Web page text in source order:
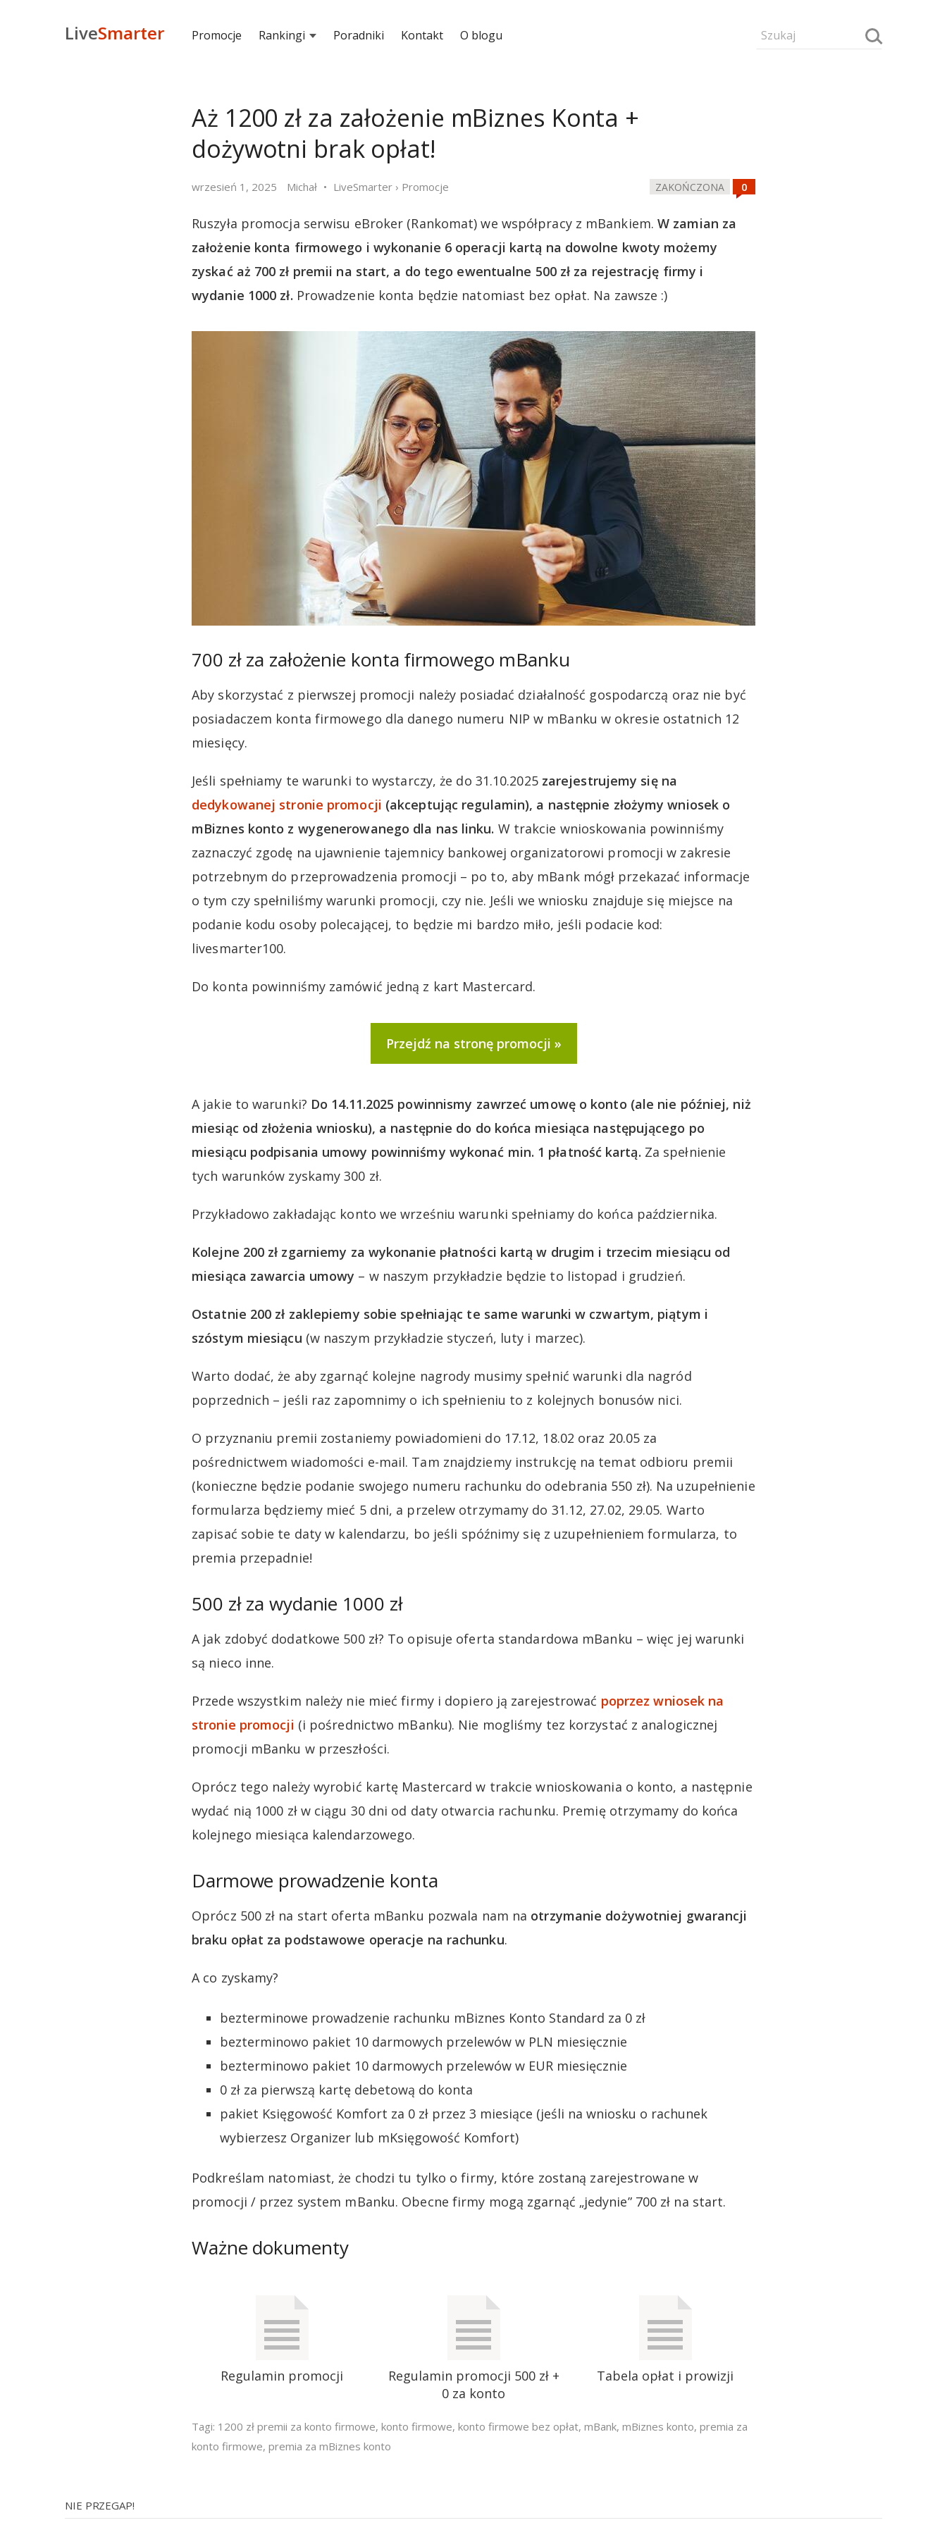
LiveSmarter Promocje Rankingi Poradniki Kontakt O blogu
Aż 1200 zł za założenie mBiznes Konta +
dożywotni brak opłat!
wrzesień 1, 2025 Michał LiveSmarter › Promocje ZAKOŃCZONA
Ruszyła promocja serwisu eBroker (Rankomat) we współpracy z mBankiem. W zamian za
założenie konta firmowego i wykonanie 6 operacji kartą na dowolne kwoty możemy
zyskać aż 700 zł premii na start, a do tego ewentualne 500 zł za rejestrację firmy i
wydanie 1000 zł. Prowadzenie konta będzie natomiast bez opłat. Na zawsze :)
700 zł za założenie konta firmowego mBanku
Aby skorzystać z pierwszej promocji należy posiadać działalność gospodarczą oraz nie być
posiadaczem konta firmowego dla danego numeru NIP w mBanku w okresie ostatnich 12
miesięcy.
Jeśli spełniamy te warunki to wystarczy, że do 31.10.2025 zarejestrujemy się na
dedykowanej stronie promocji (akceptując regulamin), a następnie złożymy wniosek o
mBiznes konto z wygenerowanego dla nas linku. W trakcie wnioskowania powinniśmy
zaznaczyć zgodę na ujawnienie tajemnicy bankowej organizatorowi promocji w zakresie
potrzebnym do przeprowadzenia promocji – po to, aby mBank mógł przekazać informacje
o tym czy spełniliśmy warunki promocji, czy nie. Jeśli we wniosku znajduje się miejsce na
podanie kodu osoby polecającej, to będzie mi bardzo miło, jeśli podacie kod:
livesmarter100.
Do konta powinniśmy zamówić jedną z kart Mastercard.
Przejdź na stronę promocji
A jakie to warunki? Do 14.11.2025 powinnismy zawrzeć umowę o konto (ale nie później, niż
miesiąc od złożenia wniosku), a następnie do do końca miesiąca następującego po
miesiącu podpisania umowy powinniśmy wykonać min. 1 płatność kartą. Za spełnienie
tych warunków zyskamy 300 zł.
Przykładowo zakładając konto we wrześniu warunki spełniamy do końca października.
Kolejne 200 zł zgarniemy za wykonanie płatności kartą w drugim i trzecim miesiącu od
miesiąca zawarcia umowy – w naszym przykładzie będzie to listopad i grudzień.
Ostatnie 200 zł zaklepiemy sobie spełniając te same warunki w czwartym, piątym i
szóstym miesiącu (w naszym przykładzie styczeń, luty i marzec).
Warto dodać, że aby zgarnąć kolejne nagrody musimy spełnić warunki dla nagród
poprzednich – jeśli raz zapomnimy o ich spełnieniu to z kolejnych bonusów nici.
O przyznaniu premii zostaniemy powiadomieni do 17.12, 18.02 oraz 20.05 za
pośrednictwem wiadomości e-mail. Tam znajdziemy instrukcję na temat odbioru premii
(konieczne będzie podanie swojego numeru rachunku do odebrania 550 zł). Na uzupełnienie
formularza będziemy mieć 5 dni, a przelew otrzymamy do 31.12, 27.02, 29.05. Warto
zapisać sobie te daty w kalendarzu, bo jeśli spóźnimy się z uzupełnieniem formularza, to
premia przepadnie!
500 zł za wydanie 1000 zł
A jak zdobyć dodatkowe 500 zł? To opisuje oferta standardowa mBanku – więc jej warunki
są nieco inne.
Przede wszystkim należy nie mieć firmy i dopiero ją zarejestrować poprzez wniosek na
stronie promocji (i pośrednictwo mBanku). Nie mogliśmy tez korzystać z analogicznej
promocji mBanku w przeszłości.
Oprócz tego należy wyrobić kartę Mastercard w trakcie wnioskowania o konto, a następnie
wydać nią 1000 zł w ciągu 30 dni od daty otwarcia rachunku. Premię otrzymamy do końca
kolejnego miesiąca kalendarzowego.
Darmowe prowadzenie konta
Oprócz 500 zł na start oferta mBanku pozwala nam na otrzymanie dożywotniej gwarancji
braku opłat za podstawowe operacje na rachunku.
A co zyskamy?
bezterminowe prowadzenie rachunku mBiznes Konto Standard za 0 zł
bezterminowo pakiet 10 darmowych przelewów w PLN miesięcznie
bezterminowo pakiet 10 darmowych przelewów w EUR miesięcznie
0 zł za pierwszą kartę debetową do konta
pakiet Księgowość Komfort za 0 zł przez 3 miesiące (jeśli na wniosku o rachunek
wybierzesz Organizer lub mKsięgowość Komfort)
Podkreślam natomiast, że chodzi tu tylko o firmy, które zostaną zarejestrowane w
promocji / przez system mBanku. Obecne firmy mogą zgarnąć „jedynie” 700 zł na start.
Ważne dokumenty
Regulamin promocji
Regulamin promocji 500 zł +
0 za konto
Tabela opłat i prowizji
Tagi: 1200 zł premii za konto firmowe, konto firmowe, konto firmowe bez opłat, mBank, mBiznes konto, premia za
konto firmowe, premia za mBiznes konto
NIE PRZEGAP!